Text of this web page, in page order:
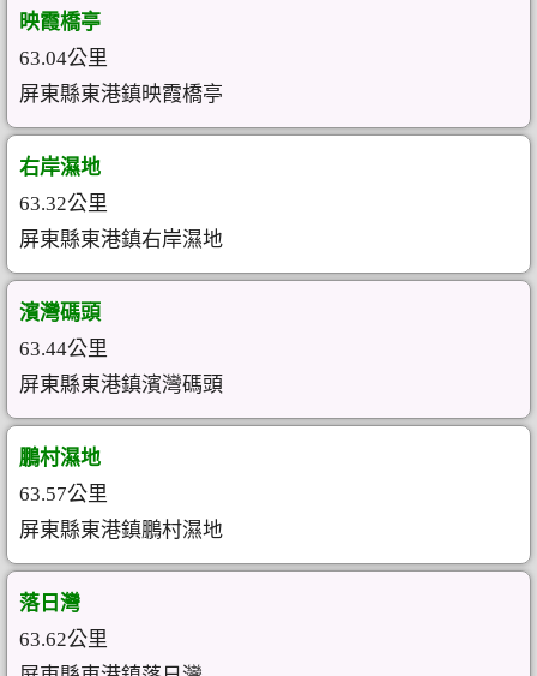
映霞橋亭
63.04公里
屏東縣東港鎮映霞橋亭
右岸濕地
63.32公里
屏東縣東港鎮右岸濕地
濱灣碼頭
63.44公里
屏東縣東港鎮濱灣碼頭
鵬村濕地
63.57公里
屏東縣東港鎮鵬村濕地
落日灣
63.62公里